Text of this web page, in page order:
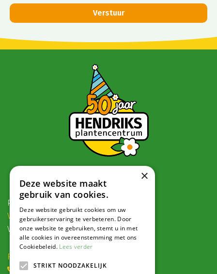
Postadres:
Veldweg 1, 5995 PG Kessel
Voor navigatie:
Roode Eggeweg 6b, Kessel
(0) 77 462 16 30
×
Deze website maakt
gebruik van cookies.
Deze website gebruikt cookies om uw
gebruikerservaring te verbeteren. Door
onze website te gebruiken, stemt u in met
alle cookies in overeenstemming met ons
Cookiebeleid. Lees verder
STRIKT NOODZAKELIJK